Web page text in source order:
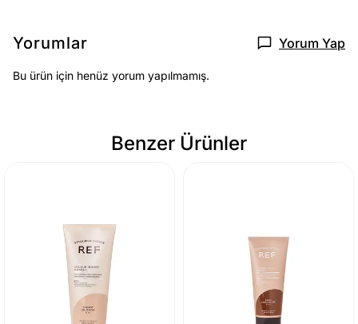
Yorumlar Yorum Yap
Bu ürün için henüz yorum yapılmamış.
Benzer Ürünler